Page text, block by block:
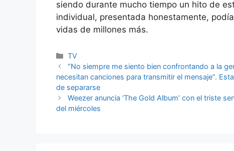
siendo durante mucho tiempo un hito de
individual, presentada honestamente,
vidas de millones más.
Categories
TV
“No siempre me siento bien confrontando a la
necesitan canciones para transmitir el mensaje”.
de separarse
Weezer anuncia ‘The Gold Album’ con el triste
del miércoles